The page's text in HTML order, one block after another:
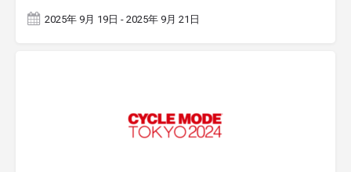
2025年 9月 19日 - 2025年 9月 21日